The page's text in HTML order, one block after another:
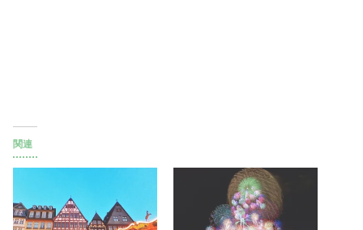
関連